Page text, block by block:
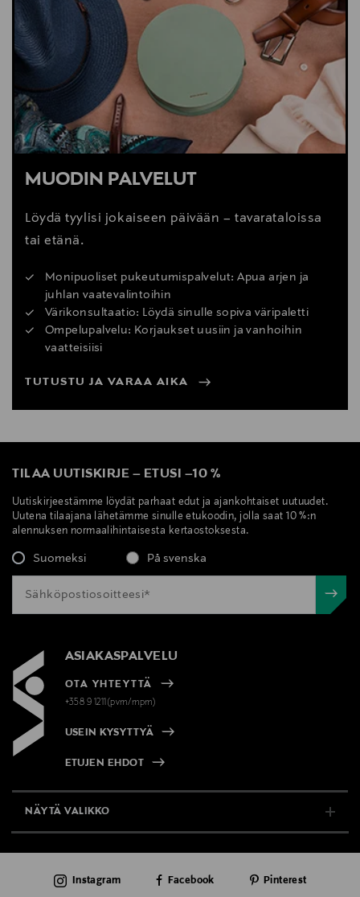
MUODIN PALVELUT
Löydä tyylisi jokaiseen päivään – tavarataloissa
tai etänä.
Monipuoliset pukeutumispalvelut: Apua arjen ja
juhlan vaatevalintoihin
Värikonsultaatio: Löydä sinulle sopiva väripaletti
Ompelupalvelu: Korjaukset uusiin ja vanhoihin
vaatteisiisi
TUTUSTU JA VARAA AIKA
TILAA UUTISKIRJE – ETUSI –10 %
Uutiskirjeestämme löydät parhaat edut ja ajankohtaiset uutuudet.
Uutena tilaajana lähetämme sinulle etukoodin, jolla saat 10 %:n
alennuksen normaalihintaisesta kertaostoksesta.
Suomeksi På svenska
ASIAKASPALVELU
OTA YHTEYTTÄ
+358 9 1211(pvm/mpm)
USEIN KYSYTTYÄ
ETUJEN EHDOT
NÄYTÄ VALIKKO
AJANKOHTAISTA
Instagram Facebook Pinterest